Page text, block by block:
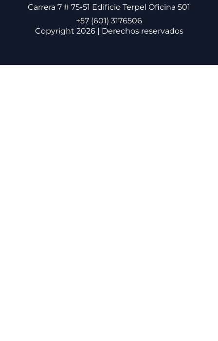
Carrera 7 # 75-51 Edificio Terpel Oficina 501
+57 (601) 3176506
Copyright 2026 | Derechos reservados